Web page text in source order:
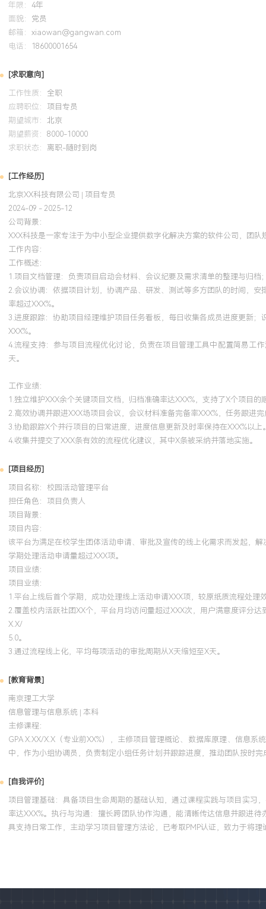
年限： 4年
面貌： 党员
邮箱： xiaowan@gangwan.com
电话：
18600001654
[求职意向]
工作性质： 全职
应聘职位： 项目专员
期望城市： 北京
期望薪资： 8000-10000
求职状态： 离职-随时到岗
[工作经历]
北京XX科技有限公司 | 项目专员
2024-09 - 2025-12
公司背景：
XXX科技是一家专注于为中小型企业提供数字化解决方案的软件公司，团
工作内容：
工作概述：
1.项目文档管理：负责项目启动会材料、会议纪要及需求清单的整理与归
2.会议协调：依据项目计划，协调产品、研发、测试等多方团队的时间，
率超过XXX%。
3.进度跟踪：协助项目经理维护项目任务看板，每日收集各成员进度更新
XXX%。
4.流程支持：参与项目流程优化讨论，负责在项目管理工具中配置简易工
天。
工作业绩：
1.独立维护XXX余个关键项目文档，归档准确率达XXX%，支持了X个项目的
2.高效协调并跟进XXX场项目会议，会议材料准备完备率XXX%，任务跟进完
3.协助跟踪X个并行项目的日常进度，进度信息更新及时率保持在XXX%以上
4.收集并提交了XXX条有效的流程优化建议，其中X条被采纳并落地实施。
[项目经历]
项目名称：校园活动管理平台
担任角色： 项目负责人
项目背景：
项目内容：
该平台为满足在校学生团体活动申请、审批及宣传的线上化需求而发起，
学期处理活动申请量超过XXX项。
项目业绩：
项目业绩：
1.平台上线后首个学期，成功处理线上活动申请XXX项，较原纸质流程处理
2.覆盖校内活跃社团XX个，平台月均访问量超过XXX次，用户满意度评分达
X.X/
5.0。
3.通过流程线上化，平均每项活动的审批周期从X天缩短至X天。
[教育背景]
南京理工大学
信息管理与信息系统 | 本科
主修课程：
GPA X.XX/X.X（专业前XX%），主修项目管理概论、数据库原理、信息
中，作为小组协调员，负责制定小组任务计划并跟踪进度，推动团队按时
[自我评价]
项目管理基础：具备项目生命周期的基础认知，通过课程实践与项目实习
率达XXX%。执行与沟通：擅长跨团队协作沟通，能清晰传达信息并跟进
具支持日常工作，主动学习项目管理方法论，已考取PMP认证，致力于将